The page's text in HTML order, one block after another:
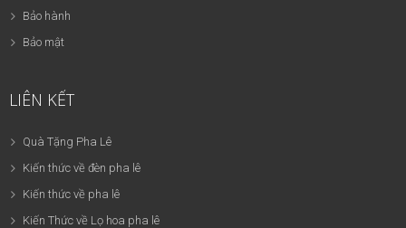
Bảo hành
Bảo mật
LIÊN KẾT
Quà Tặng Pha Lê
Kiến thức về đèn pha lê
Kiến thức về pha lê
Kiến Thức về Lọ hoa pha lê